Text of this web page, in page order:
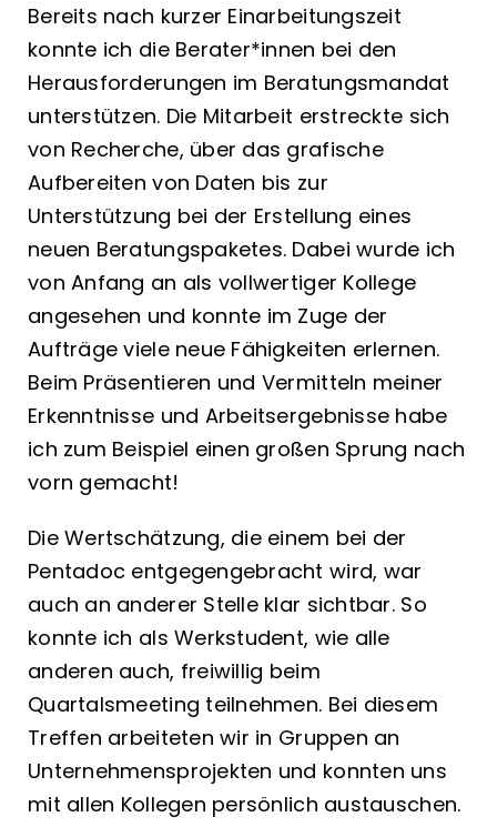
Bereits nach kurzer Einarbeitungszeit
konnte ich die Berater*innen bei den
Herausforderungen im Beratungsmandat
unterstützen. Die Mitarbeit erstreckte sich
von Recherche, über das grafische
Aufbereiten von Daten bis zur
Unterstützung bei der Erstellung eines
neuen Beratungspaketes. Dabei wurde ich
von Anfang an als vollwertiger Kollege
angesehen und konnte im Zuge der
Aufträge viele neue Fähigkeiten erlernen.
Beim Präsentieren und Vermitteln meiner
Erkenntnisse und Arbeitsergebnisse habe
ich zum Beispiel einen großen Sprung nach
vorn gemacht!
Die Wertschätzung, die einem bei der
Pentadoc entgegengebracht wird, war
auch an anderer Stelle klar sichtbar. So
konnte ich als Werkstudent, wie alle
anderen auch, freiwillig beim
Quartalsmeeting teilnehmen. Bei diesem
Treffen arbeiteten wir in Gruppen an
Unternehmensprojekten und konnten uns
mit allen Kollegen persönlich austauschen.